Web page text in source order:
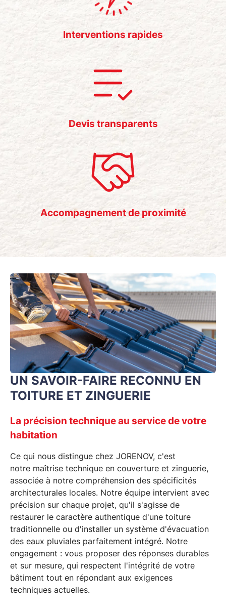
Interventions rapides
Devis transparents
Accompagnement de proximité
UN SAVOIR-FAIRE RECONNU EN
TOITURE ET ZINGUERIE
La précision technique au service de votre
habitation
Ce qui nous distingue chez JORENOV, c'est
notre maîtrise technique en couverture et zinguerie,
associée à notre compréhension des spécificités
architecturales locales. Notre équipe intervient avec
précision sur chaque projet, qu'il s'agisse de
restaurer le caractère authentique d'une toiture
traditionnelle ou d'installer un système d'évacuation
des eaux pluviales parfaitement intégré. Notre
engagement : vous proposer des réponses durables
et sur mesure, qui respectent l'intégrité de votre
bâtiment tout en répondant aux exigences
techniques actuelles.